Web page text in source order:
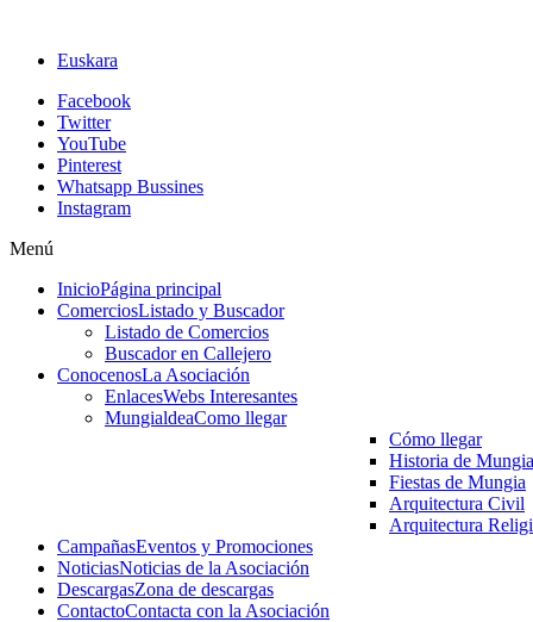
Euskara
Facebook
Twitter
YouTube
Pinterest
Whatsapp Bussines
Instagram
Menú
InicioPágina principal
ComerciosListado y Buscador
Listado de Comercios
Buscador en Callejero
ConocenosLa Asociación
EnlacesWebs Interesantes
MungialdeaComo llegar
Cómo llegar
Historia de Mungia
Fiestas de Mungia
Arquitectura Civil
Arquitectura
CampañasEventos y Promociones
NoticiasNoticias de la Asociación
DescargasZona de descargas
ContactoContacta con la Asociación